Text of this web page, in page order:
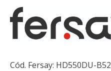
Cód. Fersay: HD550DU-B52